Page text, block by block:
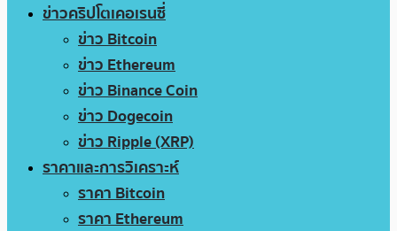
ข่าวคริปโตเคอเรนซี่
ข่าว Bitcoin
ข่าว Ethereum
ข่าว Binance Coin
ข่าว Dogecoin
ข่าว Ripple (XRP)
ราคาและการวิเคราะห์
ราคา Bitcoin
ราคา Ethereum